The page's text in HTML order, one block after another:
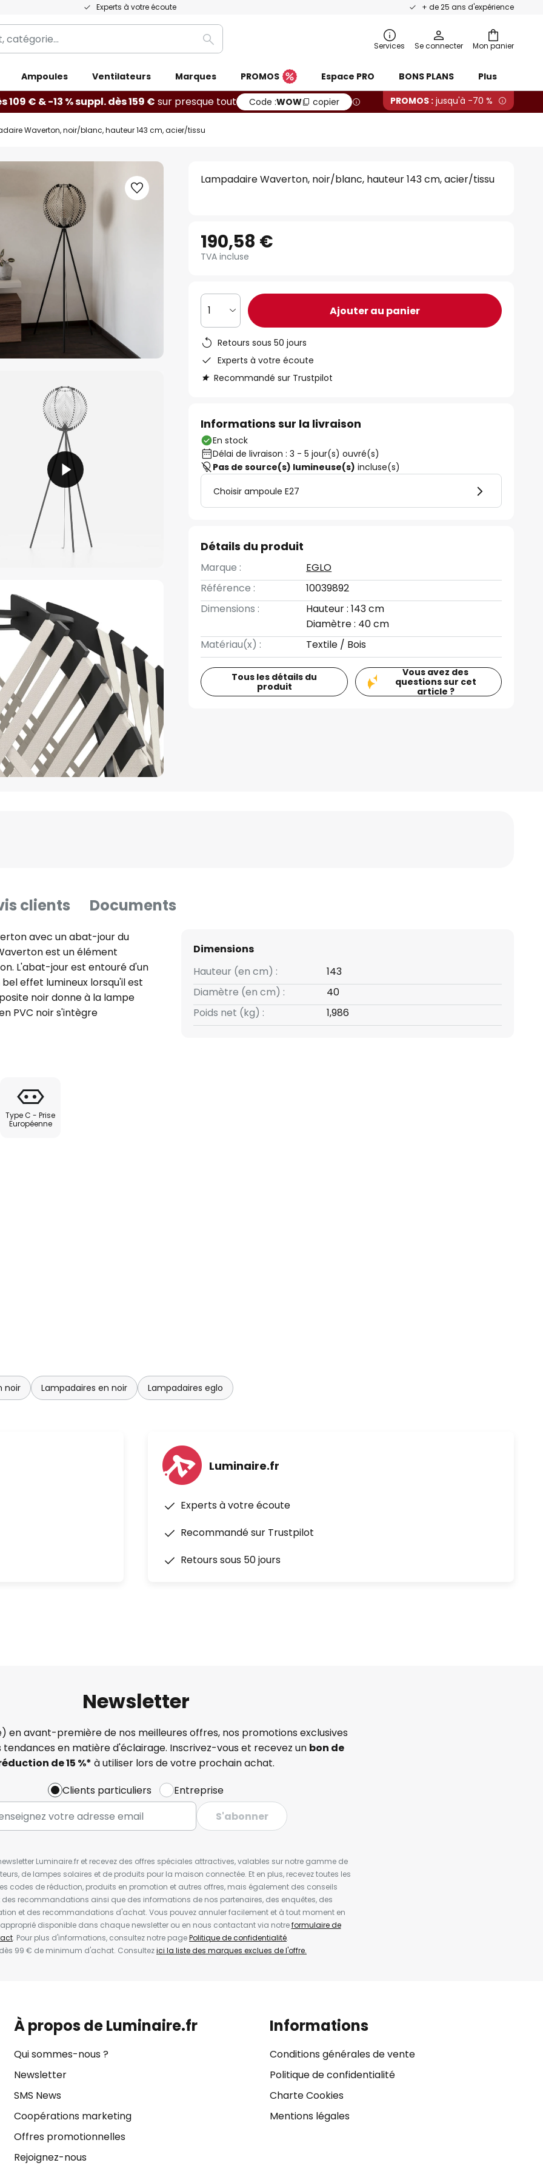
Experts à votre écoute + de 25 ans d'expérience
Mon panier
Rechercher Services Se connecter
Ampoules Ventilateurs Marques PROMOS Espace PRO BONS PLANS Plus
109 € & -13 % suppl. dès 159 € sur presque tout Code :WOW copier PROMOS : jusqu'à -70 %
Waverton, noir/blanc, hauteur 143 cm, acier/tissu
Lampadaire Waverton, noir/blanc, hauteur 143 cm, acier/tissu
190,58 €
TVA incluse
1 Ajouter au panier
Retours sous 50 jours
Experts à votre écoute
Recommandé sur Trustpilot
Informations sur la livraison
En stock
Délai de livraison : 3 - 5 jour(s) ouvré(s)
Pas de source(s) lumineuse(s) incluse(s)
Choisir ampoule E27
Détails du produit
Marque :
EGLO
Référence :
10039892
Dimensions :
Hauteur : 143 cm
Diamètre : 40 cm
Matériau(x) :
Textile / Bois
Tous les détails du
produit
Vous avez des
questions sur cet
article ?
clients Documents
avec un abat-jour du
est un élément
L'abat-jour est entouré d'un
effet lumineux lorsqu'il est
noir donne à la lampe
PVC noir s'intègre
lampe offre une
d'aménagement. Équipée
Type C - Prise
Européenne
Dimensions
Hauteur (en cm) :
143
Diamètre (en cm) :
40
Poids net (kg) :
1,986
noir Lampadaires en noir Lampadaires eglo
Luminaire.fr
Experts à votre écoute
Recommandé sur Trustpilot
Retours sous 50 jours
Newsletter
en avant-première de nos meilleures offres, nos promotions exclusives
tendances en matière d'éclairage. Inscrivez-vous et recevez un bon de
de 15 %* à utiliser lors de votre prochain achat.
Clients particuliers
Entreprise
S'abonner
Luminaire.fr et recevez des offres spéciales attractives, valables sur notre gamme de
de lampes solaires et de produits pour la maison connectée. Et en plus, recevez toutes les
codes de réduction, produits en promotion et autres offres, mais également des conseils
des recommandations ainsi que des informations de nos partenaires, des enquêtes, des
et des recommandations d'achat. Vous pouvez annuler facilement et à tout moment en
disponible dans chaque newsletter ou en nous contactant via notreformulaire de
. Pour plus d'informations, consultez notre pagePolitique de confidentialité.
99 € de minimum d'achat. Consultezici la liste des marques exclues de l'offre.
À propos de Luminaire.fr
Qui sommes-nous ?
Newsletter
SMS News
Coopérations marketing
Offres promotionnelles
Rejoignez-nous
Informations
Conditions générales de vente
Politique de confidentialité
Charte Cookies
Mentions légales